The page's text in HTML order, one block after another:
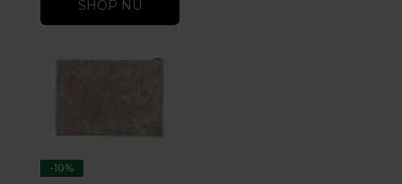
SHOP NU
-10%